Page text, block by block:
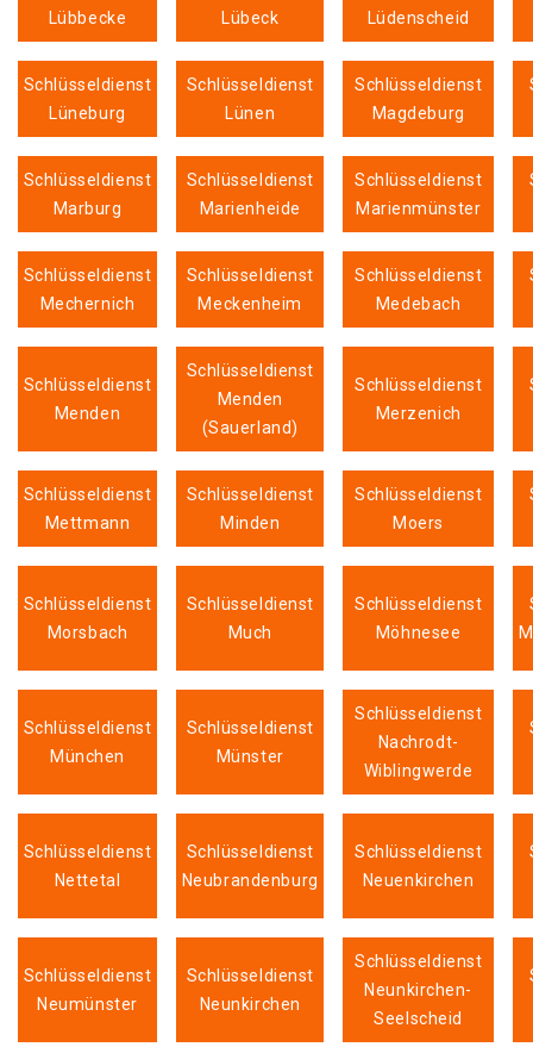
Lübbecke
Lübeck
Lüdenscheid
Schlüsseldienst
Lüneburg
Schlüsseldienst
Lünen
Schlüsseldienst
Magdeburg
Schlüsseldienst
Marburg
Schlüsseldienst
Marienheide
Schlüsseldienst
Marienmünster
Schlüsseldienst
Mechernich
Schlüsseldienst
Meckenheim
Schlüsseldienst
Medebach
Schlüsseldienst
Menden
Schlüsseldienst
Menden
(Sauerland)
Schlüsseldienst
Merzenich
Schlüsseldienst
Mettmann
Schlüsseldienst
Minden
Schlüsseldienst
Moers
Schlüsseldienst
Morsbach
Schlüsseldienst
Much
Schlüsseldienst
Möhnesee
Schlüsseldienst
München
Schlüsseldienst
Münster
Schlüsseldienst
Nachrodt-
Wiblingwerde
Schlüsseldienst
Nettetal
Schlüsseldienst
Neubrandenburg
Schlüsseldienst
Neuenkirchen
Schlüsseldienst
Neumünster
Schlüsseldienst
Neunkirchen
Schlüsseldienst
Neunkirchen-
Seelscheid